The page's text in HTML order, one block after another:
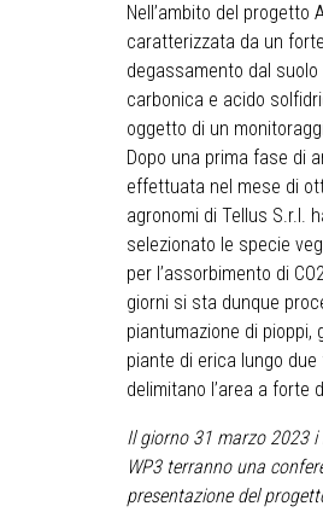
Nell’ambito del progetto
caratterizzata da un forte
degassamento dal suolo
carbonica e acido
oggetto di un
Dopo una prima fase di
effettuata nel mese di
agronomi di Tellus S.r.l.
selezionato le specie
per l’assorbimento di
giorni si sta dunque
piantumazione di pioppi,
piante di erica lungo due
delimitano l’area a forte
Il giorno 31 marzo 2023 i
WP3 terranno una
presentazione del